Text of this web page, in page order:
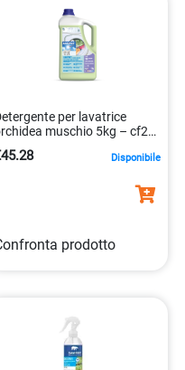
per lavatrice
muschio 5kg – cf2
Disponibile
prodotto